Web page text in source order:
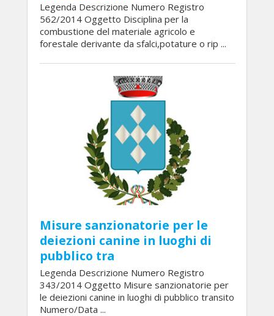
Legenda Descrizione Numero Registro
562/2014 Oggetto Disciplina per la
combustione del materiale agricolo e
forestale derivante da sfalci,potature o rip ...
Misure sanzionatorie per le
deiezioni canine in luoghi di
pubblico tra
Legenda Descrizione Numero Registro
343/2014 Oggetto Misure sanzionatorie per
le deiezioni canine in luoghi di pubblico transito
Numero/Data ...